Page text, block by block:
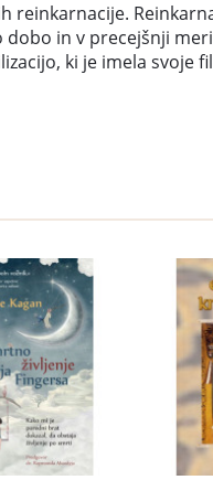
in v precejšnji
ki je imela svoje